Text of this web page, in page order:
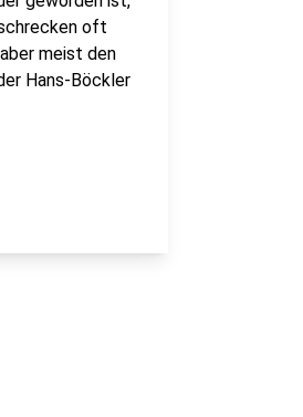
oft
meist den
Hans-Böckler